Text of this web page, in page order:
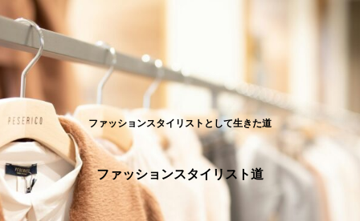
ファッションスタイリストとして生きた道
ファッションスタイリスト道